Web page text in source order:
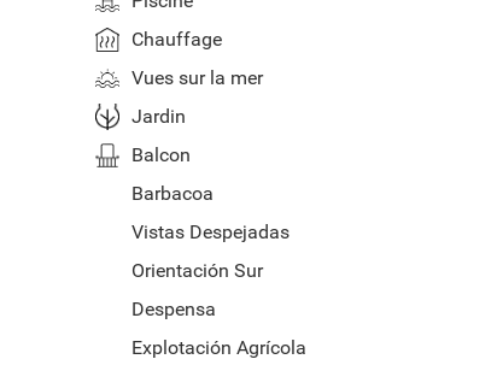
Chauffage
Vues sur la mer
Jardin
Balcon
Barbacoa
Vistas Despejadas
Orientación Sur
Despensa
Explotación Agrícola